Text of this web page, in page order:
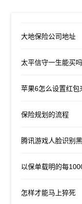
大地保险公司地址
太平信守一生能买吗
苹果6怎么设置红包
保险规划的流程
腾讯游戏人脸识别
以保单载明的每
怎样才能马上猝死